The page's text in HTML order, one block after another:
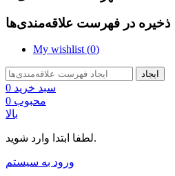
ذخیره در فهرست علاقه‌مندی‌ها
My wishlist (0)
ایجاد
سبد خرید 0
محبوب 0
بالا
لطفا ابتدا وارد شوید.
ورود به سیستم